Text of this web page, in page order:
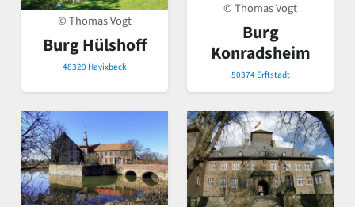
© Thomas Vogt
Burg Hülshoff
48329 Havixbeck
© Thomas Vogt
Burg
Konradsheim
50374 Erftstadt